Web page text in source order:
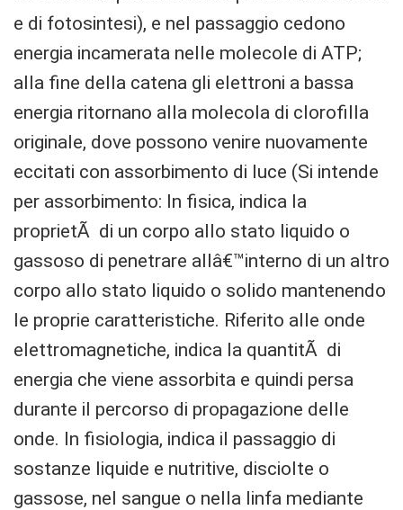
e di fotosintesi), e nel passaggio cedono
energia incamerata nelle molecole di ATP;
alla fine della catena gli elettroni a bassa
energia ritornano alla molecola di clorofilla
originale, dove possono venire nuovamente
eccitati con assorbimento di luce (Si intende
per assorbimento: In fisica, indica la
proprietÃ di un corpo allo stato liquido o
gassoso di penetrare allâ€™interno di un altro
corpo allo stato liquido o solido mantenendo
le proprie caratteristiche. Riferito alle onde
elettromagnetiche, indica la quantitÃ di
energia che viene assorbita e quindi persa
durante il percorso di propagazione delle
onde. In fisiologia, indica il passaggio di
sostanze liquide e nutritive, disciolte o
gassose, nel sangue o nella linfa mediante